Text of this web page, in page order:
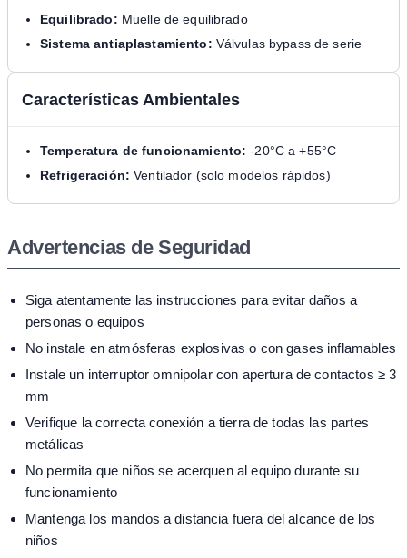
Equilibrado: Muelle de equilibrado
Sistema antiaplastamiento: Válvulas bypass de serie
Características Ambientales
Temperatura de funcionamiento: -20°C a +55°C
Refrigeración: Ventilador (solo modelos rápidos)
Advertencias de Seguridad
Siga atentamente las instrucciones para evitar daños a
personas o equipos
No instale en atmósferas explosivas o con gases inflamables
Instale un interruptor omnipolar con apertura de contactos ≥ 3
mm
Verifique la correcta conexión a tierra de todas las partes
metálicas
No permita que niños se acerquen al equipo durante su
funcionamiento
Mantenga los mandos a distancia fuera del alcance de los
niños